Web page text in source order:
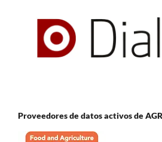
Proveedores de datos activos de